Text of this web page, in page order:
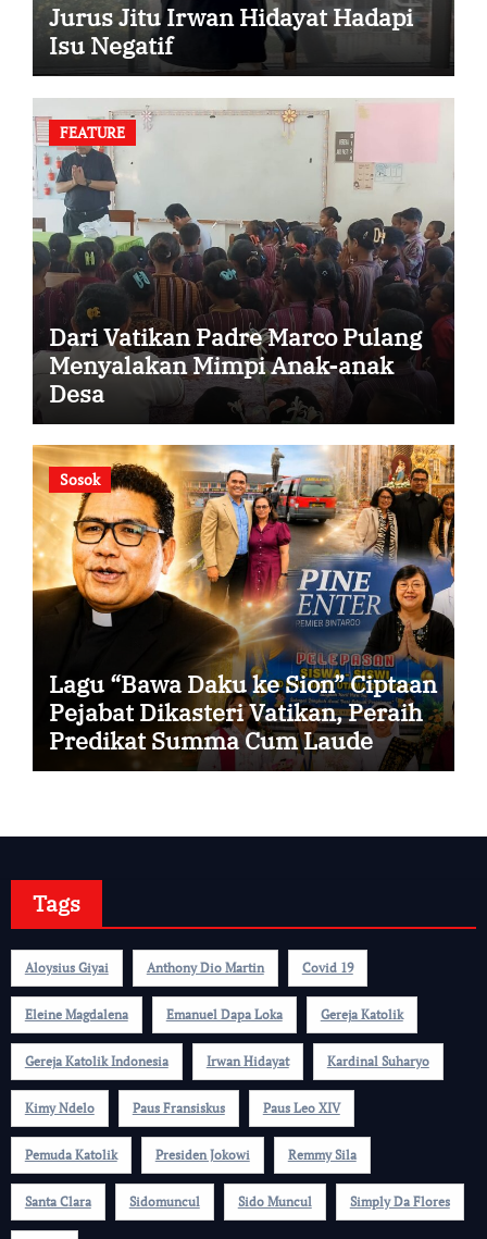
Jurus Jitu Irwan Hidayat Hadapi
Isu Negatif
FEATURE
Dari Vatikan Padre Marco Pulang
Menyalakan Mimpi Anak-anak
Desa
Sosok
Lagu “Bawa Daku ke Sion” Ciptaan
Pejabat Dikasteri Vatikan, Peraih
Predikat Summa Cum Laude
Tags
Aloysius Giyai Anthony Dio Martin Covid 19
Eleine Magdalena Emanuel Dapa Loka Gereja Katolik
Gereja Katolik Indonesia Irwan Hidayat Kardinal Suharyo
Kimy Ndelo Paus Fransiskus Paus Leo XIV
Pemuda Katolik Presiden Jokowi Remmy Sila
Santa Clara Sidomuncul Sido Muncul Simply Da Flores